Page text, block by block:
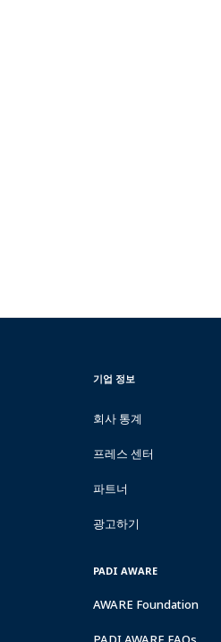
CORPORATE
기업 정보
회사 통계
프레스 센터
파트너
광고하기
PADI AWARE
AWARE Foundation